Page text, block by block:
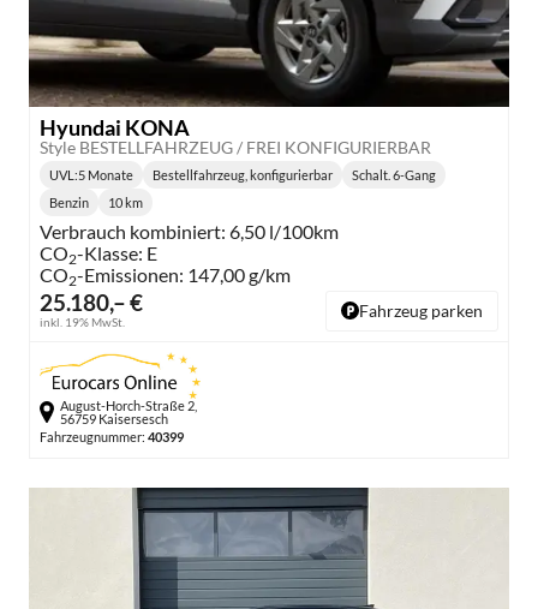
Hyundai KONA
Style BESTELLFAHRZEUG / FREI KONFIGURIERBAR
25.180,– €
inkl. 19% MwSt.
Lieferzeit:
UVL :5 Monate Bestellfahrzeug, konfigurierbar
Getriebe:
Schalt. 6-Gang
Kraftstoff:
Benzin
Kilometerstand:
10 km
Verbrauch kombiniert: 6,50 l/100km
CO2-Klasse: E
CO2-Emissionen: 147,00 g/km
Fahrzeug parken
August-Horch-Straße 2,
56759 Kaisersesch
Fahrzeugnummer: 40399